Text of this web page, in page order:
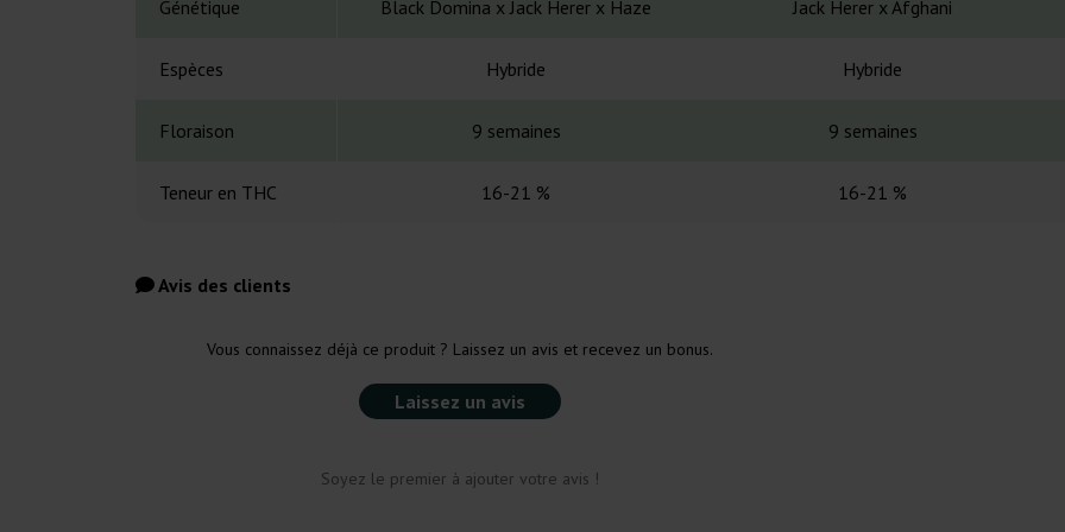
Génétique Black Domina x Jack Herer x Haze Jack Herer x Afghani
Espèces Hybride Hybride
Floraison 9 semaines 9 semaines
Teneur en THC 16-21 % 16-21 %
Avis des clients
Vous connaissez déjà ce produit ? Laissez un avis et recevez un bonus.
Laissez un avis
Soyez le premier à ajouter votre avis !